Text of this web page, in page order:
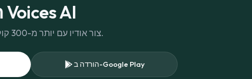
הורד את Voices AI
צור אודיו עם יותר מ-300 קולות שונים בספרייה שלנו.
הורדה ב-Google Play